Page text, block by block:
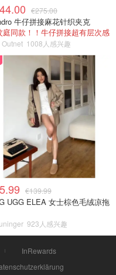
€275.00
牛仔拼接麻花针织夹克
庭同款！！牛仔拼接超有层次感
1008人感兴趣
€139.99
UGG ELEA 女士棕色毛绒凉拖
923人感兴趣
InRewards